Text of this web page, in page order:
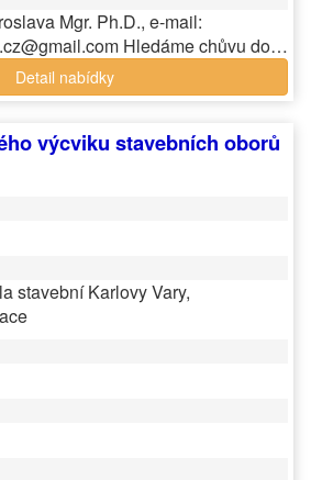
Mgr. Ph.D., e-mail:
Hledáme chůvu do…
Detail nabídky
výcviku stavebních oborů
stavební Karlovy Vary,